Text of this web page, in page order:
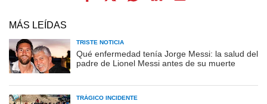
MÁS LEÍDAS
TRISTE NOTICIA
Qué enfermedad tenía Jorge Messi: la salud del
padre de Lionel Messi antes de su muerte
TRÁGICO INCIDENTE